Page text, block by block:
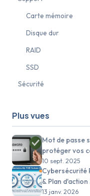
Carte mémoire
Disque dur
RAID
SSD
Sécurité
Plus vues
Mot de passe
protéger vos
10 sept. 2025
Cybersécurité
& Plan
13 janv. 2026